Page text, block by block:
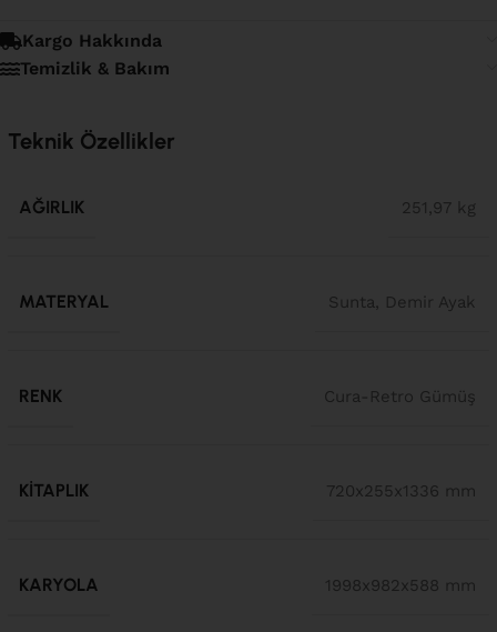
Kargo Hakkında
Temizlik & Bakım
Teknik Özellikler
AĞIRLIK 251,97 kg
MATERYAL Sunta, Demir Ayak
RENK Cura-Retro Gümüş
KITAPLIK 720x255x1336 mm
KARYOLA 1998x982x588 mm